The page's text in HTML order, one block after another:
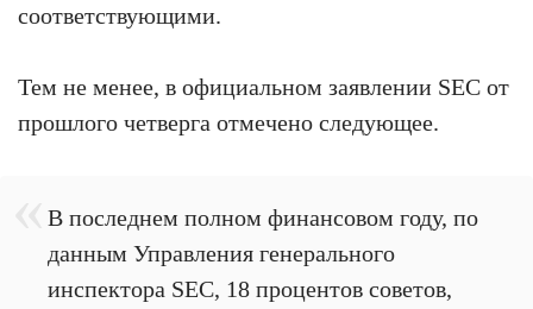
соответствующими.
Тем не менее, в официальном заявлении SEC от
прошлого четверга отмечено следующее.
В последнем полном финансовом году, по
данным Управления генерального
инспектора SEC, 18 процентов советов,